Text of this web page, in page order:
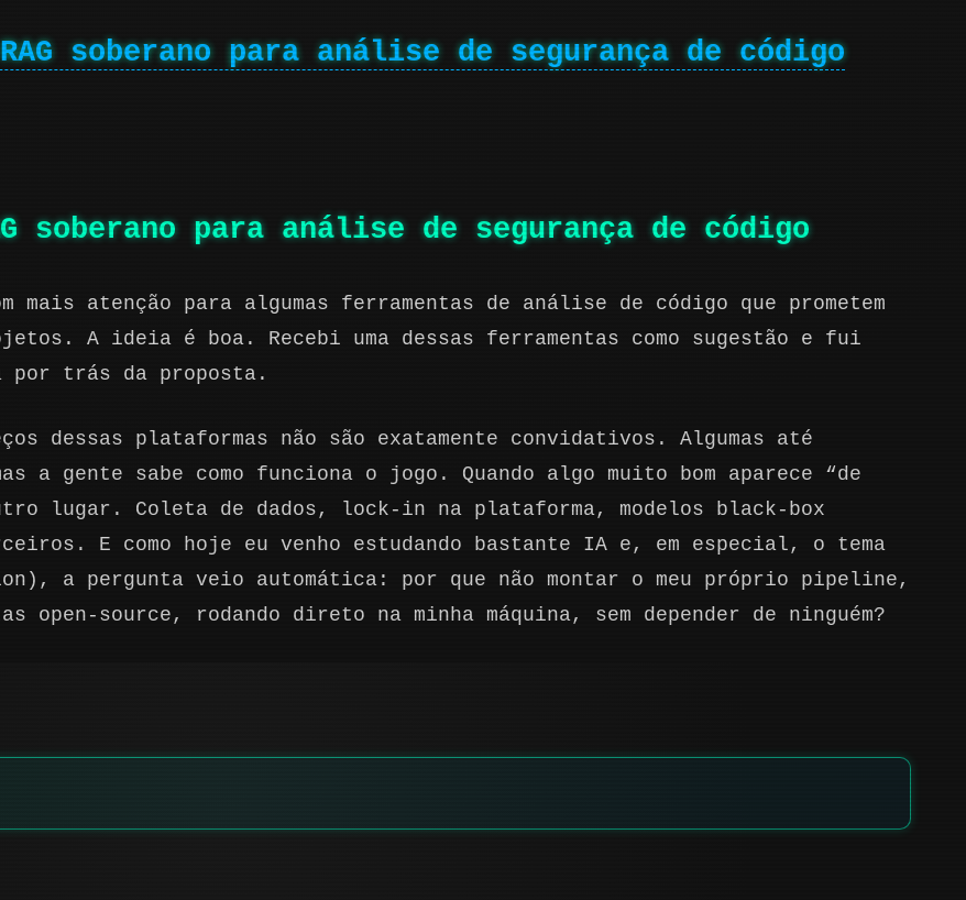
soberano para análise de segurança de código
soberano para análise de segurança de código
mais atenção para algumas ferramentas de análise de código que prometem
A ideia é boa. Recebi uma dessas ferramentas como sugestão e fui
por trás da proposta.
dessas plataformas não são exatamente convidativos. Algumas até
a gente sabe como funciona o jogo. Quando algo muito bom aparece “de
lugar. Coleta de dados, lock-in na plataforma, modelos black-box
E como hoje eu venho estudando bastante IA e, em especial, o tema
a pergunta veio automática: por que não montar o meu próprio pipeline,
open-source, rodando direto na minha máquina, sem depender de ninguém?